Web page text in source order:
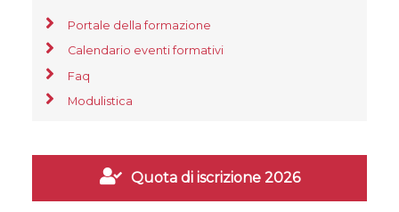
Portale della formazione
Calendario eventi formativi
Faq
Modulistica
Quota di iscrizione 2026